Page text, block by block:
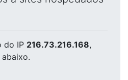
do IP 216.73.216.168,